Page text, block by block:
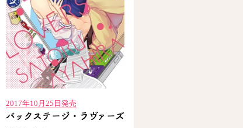
2017年10月25日発売
バックステージ・ラヴァーズ